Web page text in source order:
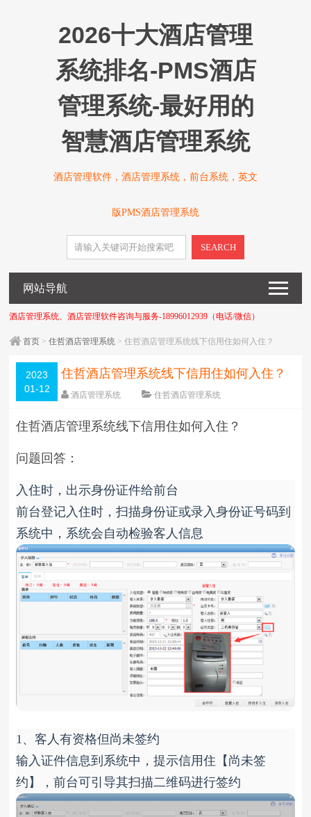
2026十大酒店管理
系统排名-PMS酒店
管理系统-最好用的
智慧酒店管理系统
酒店管理软件，酒店管理系统，前台系统，英文
版PMS酒店管理系统
SEARCH
网站导航
酒店管理系统、酒店管理软件咨询与服务-18996012939（电话/微信）
首页 >住哲酒店管理系统 > 住哲酒店管理系统线下信用住如何入住？
2023
01-12
住哲酒店管理系统线下信用住如何入住？
酒店管理系统
住哲酒店管理系统
字体：大 中 小
住哲酒店管理系统线下信用住如何入住？
问题回答：
入住时，出示身份证件给前台
前台登记入住时，扫描身份证或录入身份证号码到
系统中，系统会自动检验客人信息
1、客人有资格但尚未签约
输入证件信息到系统中，提示信用住【尚未签
约】，前台可引导其扫描二维码进行签约